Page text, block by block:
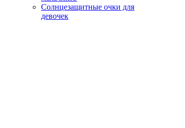
Солнцезащитные очки для
девочек